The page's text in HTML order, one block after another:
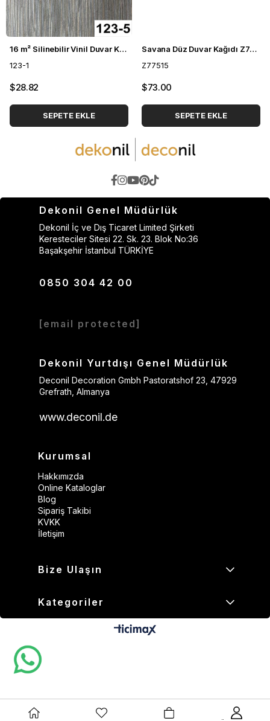
16 m² Silinebilir Vinil Duvar Kağıdı DH-123
123-1
$28.82
SEPETE EKLE
Savana Düz Duvar Kağıdı Z77515
Z77515
$73.00
SEPETE EKLE
Dekonil Genel Müdürlük
Dekonil İç ve Dış Ticaret Limited Şirketi
Keresteciler Sitesi 22. Sk. 23. Blok No:36
Başakşehir İstanbul TÜRKİYE
0850 304 42 00
[email protected]
Dekonil Yurtdışı Genel Müdürlük
Deconil Decoration Gmbh Pastoratshof 23, 47929
Grefrath, Almanya
www.deconil.de
Kurumsal
Hakkımızda
Online Kataloglar
Blog
Sipariş Takibi
KVKK
İletişim
Bize Ulaşın
Kategoriler